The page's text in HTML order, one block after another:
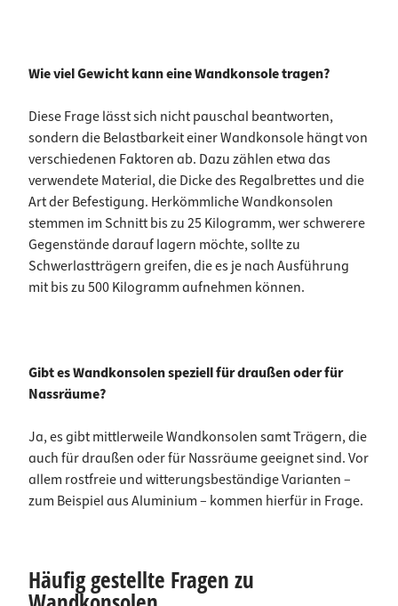
Wie viel Gewicht kann eine Wandkonsole tragen?
Diese Frage lässt sich nicht pauschal beantworten,
sondern die Belastbarkeit einer Wandkonsole hängt von
verschiedenen Faktoren ab. Dazu zählen etwa das
verwendete Material, die Dicke des Regalbrettes und die
Art der Befestigung. Herkömmliche Wandkonsolen
stemmen im Schnitt bis zu 25 Kilogramm, wer schwerere
Gegenstände darauf lagern möchte, sollte zu
Schwerlastträgern greifen, die es je nach Ausführung
mit bis zu 500 Kilogramm aufnehmen können.
Gibt es Wandkonsolen speziell für draußen oder für
Nassräume?
Ja, es gibt mittlerweile Wandkonsolen samt Trägern, die
auch für draußen oder für Nassräume geeignet sind. Vor
allem rostfreie und witterungsbeständige Varianten –
zum Beispiel aus Aluminium – kommen hierfür in Frage.
Häufig gestellte Fragen zu